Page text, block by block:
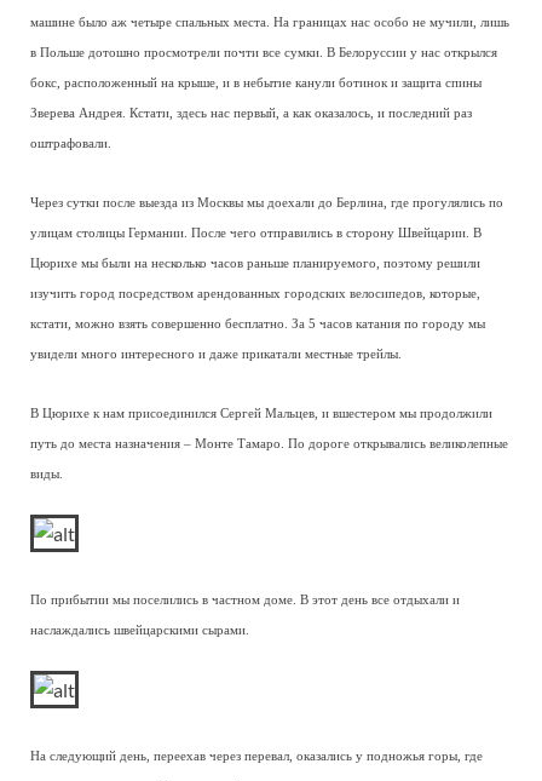
машине было аж четыре спальных места. На границах нас особо не мучили, лишь
в Польше дотошно просмотрели почти все сумки. В Белоруссии у нас открылся
бокс, расположенный на крыше, и в небытие канули ботинок и защита спины
Зверева Андрея. Кстати, здесь нас первый, а как оказалось, и последний раз
оштрафовали.
Через сутки после выезда из Москвы мы доехали до Берлина, где прогулялись по
улицам столицы Германии. После чего отправились в сторону Швейцарии. В
Цюрихе мы были на несколько часов раньше планируемого, поэтому решили
изучить город посредством арендованных городских велосипедов, которые,
кстати, можно взять совершенно бесплатно. За 5 часов катания по городу мы
увидели много интересного и даже прикатали местные трейлы.
В Цюрихе к нам присоединился Сергей Мальцев, и вшестером мы продолжили
путь до места назначения – Монте Тамаро. По дороге открывались великолепные
виды.
По прибытии мы поселились в частном доме. В этот день все отдыхали и
наслаждались швейцарскими сырами.
На следующий день, переехав через перевал, оказались у подножья горы, где